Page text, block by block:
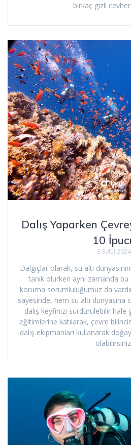
birkaç gizli
Dalış Yaparken
10
6 Eylül 2024
Dalgıçlar olarak, su altı
tanık olurken aynı zamanda
koruma sorumluluğumuz da
sayesinde, hem su altı dünyasına
dalış keyfinizi sürdürülebilir hale
eğitimlerine katılarak, çevre
dalış ekipmanları kullanarak